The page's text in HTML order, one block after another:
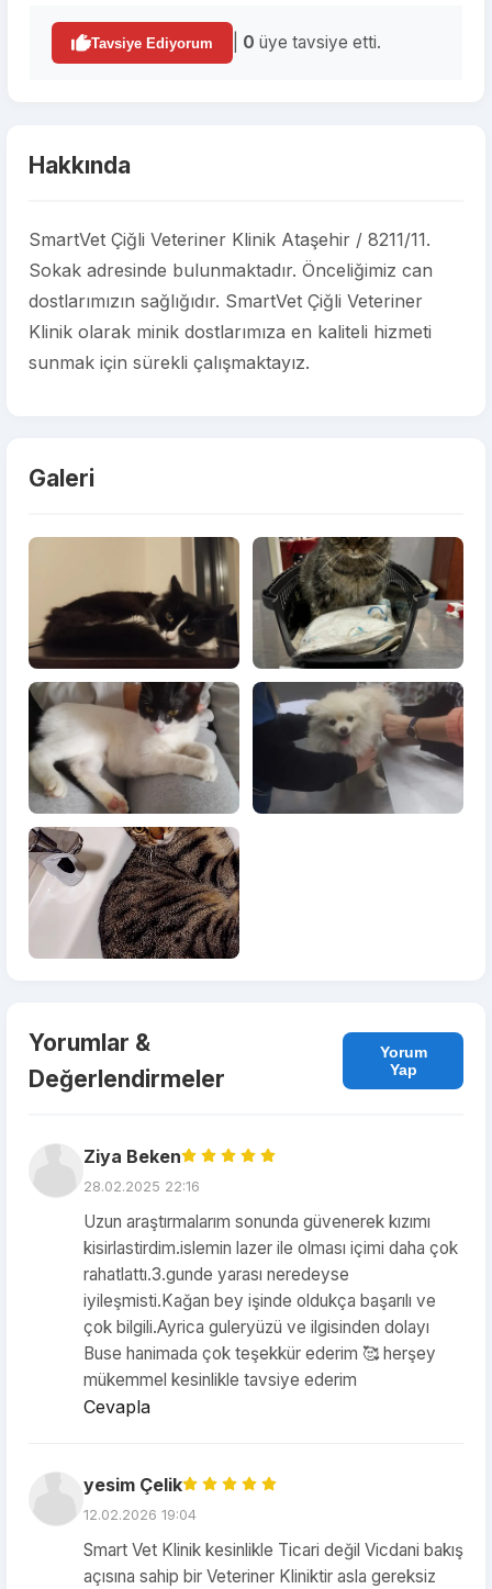
Tavsiye Ediyorum 0 üye tavsiye etti.
Hakkında
SmartVet Çiğli Veteriner Klinik Ataşehir / 8211/11.
Sokak adresinde bulunmaktadır. Önceliğimiz can
dostlarımızın sağlığıdır. SmartVet Çiğli Veteriner
Klinik olarak minik dostlarımıza en kaliteli hizmeti
sunmak için sürekli çalışmaktayız.
Galeri
Yorumlar &
Değerlendirmeler
Yorum
Yap
Ziya Beken
28.02.2025 22:16
Uzun araştırmalarım sonunda güvenerek kızımı
kisirlastirdim.islemin lazer ile olması içimi daha çok
rahatlattı.3.gunde yarası neredeyse
iyileşmisti.Kağan bey işinde oldukça başarılı ve
çok bilgili.Ayrica guleryüzü ve ilgisinden dolayı
Buse hanimada çok teşekkür ederim 🥰 herşey
mükemmel kesinlikle tavsiye ederim
Cevapla
yesim Çelik
12.02.2026 19:04
Smart Vet Klinik kesinlikle Ticari değil Vicdani bakış
açısına sahip bir Veteriner Kliniktir asla gereksiz